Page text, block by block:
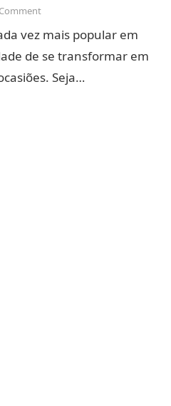
vez mais popular em
de se transformar em
Seja…